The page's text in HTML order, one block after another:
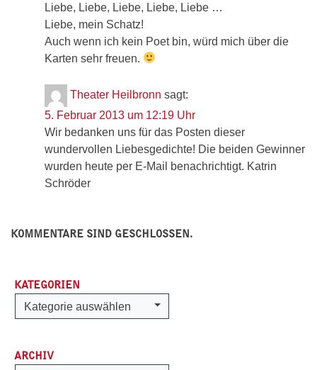
Liebe, Liebe, Liebe, Liebe, Liebe …
Liebe, mein Schatz!
Auch wenn ich kein Poet bin, würd mich über die
Karten sehr freuen.
Theater Heilbronn sagt:
5. Februar 2013 um 12:19 Uhr
Wir bedanken uns für das Posten dieser
wundervollen Liebesgedichte! Die beiden Gewinner
wurden heute per E-Mail benachrichtigt. Katrin
Schröder
KOMMENTARE SIND GESCHLOSSEN.
KATEGORIEN
Kategorien
Kategorie auswählen
ARCHIV